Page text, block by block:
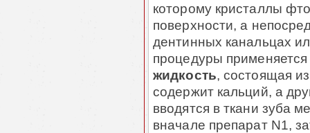
которому кристаллы
поверхности, а
дентинных канальцах
процедуры
жидкость, состоящая
содержит кальций, а
вводятся в ткани зуба
вначале препарат N1,